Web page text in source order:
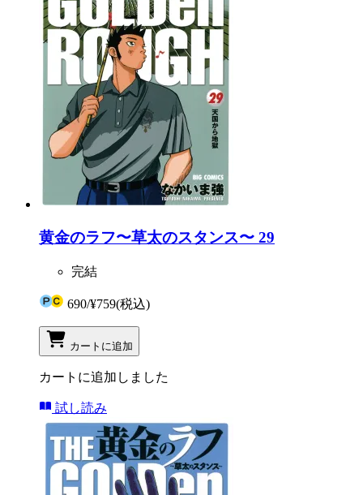
黄金のラフ〜草太のスタンス〜 29
完結
690/¥759(税込)
カートに追加
カートに追加しました
試し読み